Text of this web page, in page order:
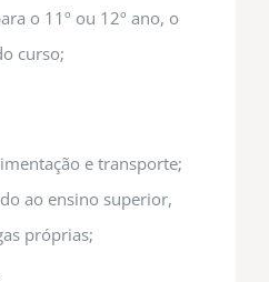
o 11º ou 12º ano, o
curso;
e transporte;
ao ensino superior,
próprias;